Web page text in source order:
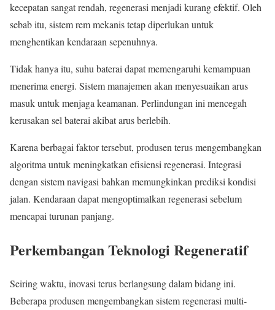
kecepatan sangat rendah, regenerasi menjadi kurang efektif. Oleh
sebab itu, sistem rem mekanis tetap diperlukan untuk
menghentikan kendaraan sepenuhnya.
Tidak hanya itu, suhu baterai dapat memengaruhi kemampuan
menerima energi. Sistem manajemen akan menyesuaikan arus
masuk untuk menjaga keamanan. Perlindungan ini mencegah
kerusakan sel baterai akibat arus berlebih.
Karena berbagai faktor tersebut, produsen terus mengembangkan
algoritma untuk meningkatkan efisiensi regenerasi. Integrasi
dengan sistem navigasi bahkan memungkinkan prediksi kondisi
jalan. Kendaraan dapat mengoptimalkan regenerasi sebelum
mencapai turunan panjang.
Perkembangan Teknologi Regeneratif
Seiring waktu, inovasi terus berlangsung dalam bidang ini.
Beberapa produsen mengembangkan sistem regenerasi multi-